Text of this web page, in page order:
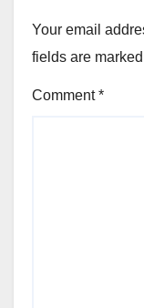
Your email
fields are marked
Comment*